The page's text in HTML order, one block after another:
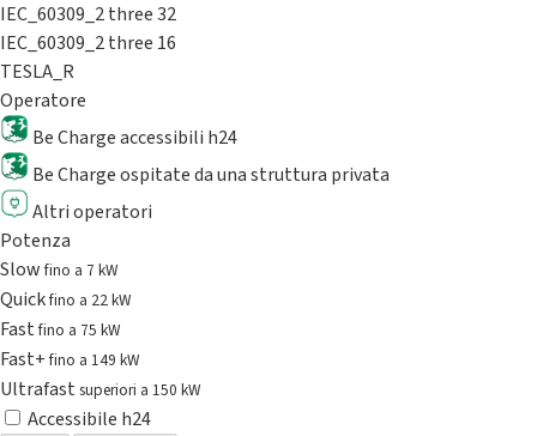
IEC_60309_2 three 32
IEC_60309_2 three 16
TESLA_R
Operatore
Be Charge accessibili h24
Be Charge ospitate da una struttura privata
Altri operatori
Potenza
Slowfino a 7 kW
Quickfino a 22 kW
Fastfino a 75 kW
Fast+fino a 149 kW
Ultrafast superiori a 150 kW
Accessibile h24